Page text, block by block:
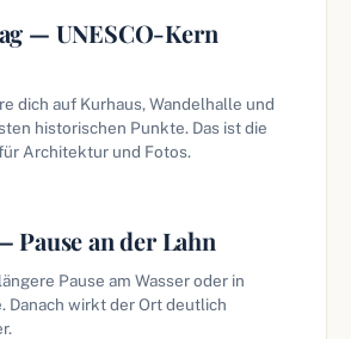
— UNESCO-Kern
dich auf Kurhaus, Wandelhalle und
historischen Punkte. Das ist die
Architektur und Fotos.
Pause an der Lahn
Pause am Wasser oder in
Danach wirkt der Ort deutlich